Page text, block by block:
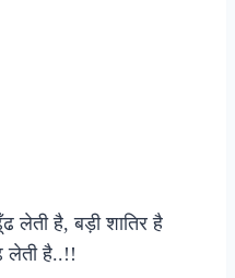
लेती है, बड़ी शातिर है
लेती है..!!